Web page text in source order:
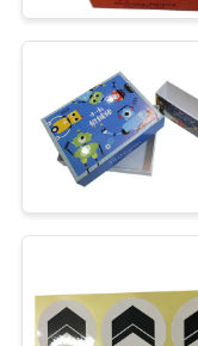
CONTACTEER
ONS
VERZOEK